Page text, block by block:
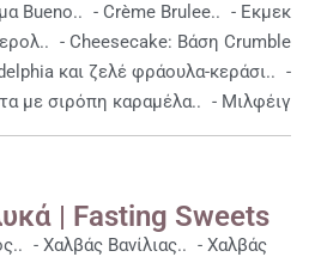
Bueno.. - Crème Brulee.. - Εκμεκ
- Cheesecake: Βάση Crumble
και ζελέ φράουλα-κεράσι.. -
με σιρόπη καραμέλα.. - Μιλφέιγ
| Fasting Sweets
- Χαλβάς Βανίλιας.. - Χαλβάς